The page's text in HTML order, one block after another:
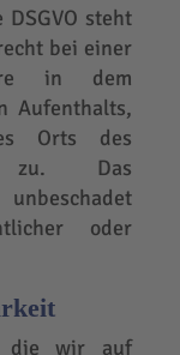
steht
bei einer
in dem
Aufenthalts,
Orts des
zu. Das
oder
die wir auf